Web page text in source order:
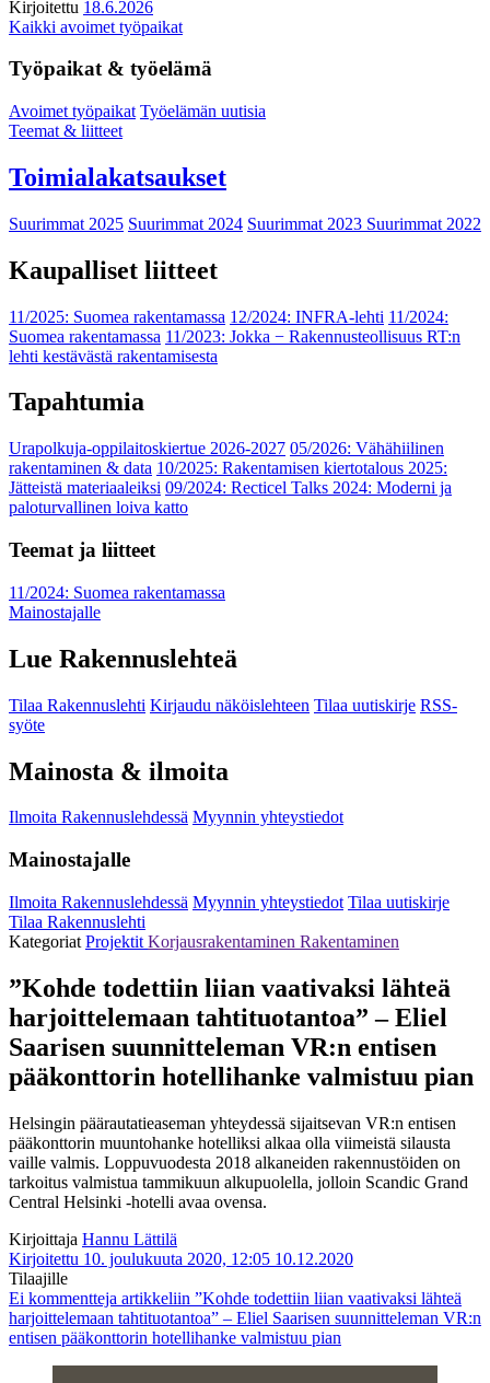
Kirjoitettu 18.6.2026
Kaikki avoimet työpaikat
Työpaikat & työelämä
Avoimet työpaikat Työelämän uutisia
Teemat & liitteet
Toimialakatsaukset
Suurimmat 2025 Suurimmat 2024 Suurimmat 2023 Suurimmat 2022
Kaupalliset liitteet
11/2025: Suomea rakentamassa 12/2024: INFRA-lehti 11/2024:
Suomea rakentamassa 11/2023: Jokka − Rakennusteollisuus RT:n
lehti kestävästä rakentamisesta
Tapahtumia
Urapolkuja-oppilaitoskiertue 2026-2027 05/2026: Vähähiilinen
rakentaminen & data 10/2025: Rakentamisen kiertotalous 2025:
Jätteistä materiaaleiksi 09/2024: Recticel Talks 2024: Moderni ja
paloturvallinen loiva katto
Teemat ja liitteet
11/2024: Suomea rakentamassa
Mainostajalle
Lue Rakennuslehteä
Tilaa Rakennuslehti Kirjaudu näköislehteen Tilaa uutiskirje RSS-
syöte
Mainosta & ilmoita
Ilmoita Rakennuslehdessä Myynnin yhteystiedot
Mainostajalle
Ilmoita Rakennuslehdessä Myynnin yhteystiedot Tilaa uutiskirje
Tilaa Rakennuslehti
Kategoriat Projektit Korjausrakentaminen Rakentaminen
”Kohde todettiin liian vaativaksi lähteä
harjoittelemaan tahtituotantoa” – Eliel
Saarisen suunnitteleman VR:n entisen
pääkonttorin hotellihanke valmistuu pian
Helsingin päärautatieaseman yhteydessä sijaitsevan VR:n entisen
pääkonttorin muuntohanke hotelliksi alkaa olla viimeistä silausta
vaille valmis. Loppuvuodesta 2018 alkaneiden rakennustöiden on
tarkoitus valmistua tammikuun alkupuolella, jolloin Scandic Grand
Central Helsinki -hotelli avaa ovensa.
Kirjoittaja Hannu Lättilä
Kirjoitettu 10. joulukuuta 2020, 12:05 10.12.2020
Tilaajille
Ei kommentteja artikkeliin ”Kohde todettiin liian vaativaksi lähteä
harjoittelemaan tahtituotantoa” – Eliel Saarisen suunnitteleman VR:n
entisen pääkonttorin hotellihanke valmistuu pian